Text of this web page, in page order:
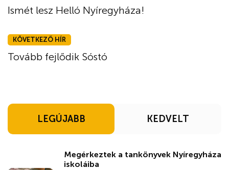
Ismét lesz Helló Nyíregyháza!
KÖVETKEZŐ HÍR
Tovább fejlődik Sóstó
LEGÚJABB KEDVELT
Megérkeztek a tankönyvek Nyíregyháza
iskoláiba